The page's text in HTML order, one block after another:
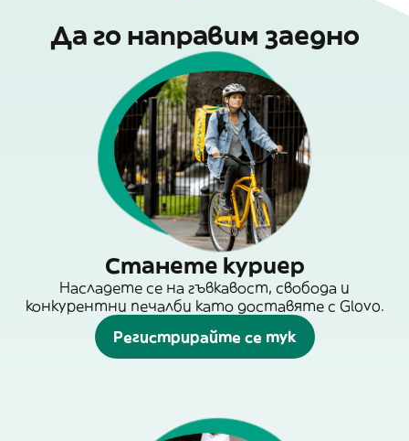
Да го направим заедно
Станете куриер
Насладете се на гъвкавост, свобода и
конкурентни печалби като доставяте с Glovo.
Регистрирайте се тук